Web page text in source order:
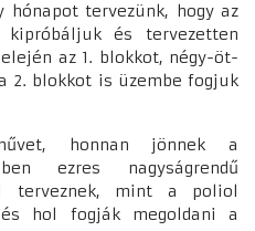
hónapot tervezünk, hogy az
és tervezetten
az 1. blokkot, négy-öt-
2. blokkot is üzembe fogjuk
honnan jönnek a
ezres nagyságrendű
terveznek, mint a poliol
hol fogják megoldani a